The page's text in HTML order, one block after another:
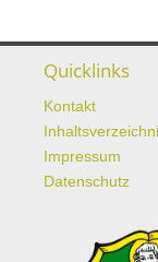
Quicklinks
Kontakt
Impressum
Datenschutz